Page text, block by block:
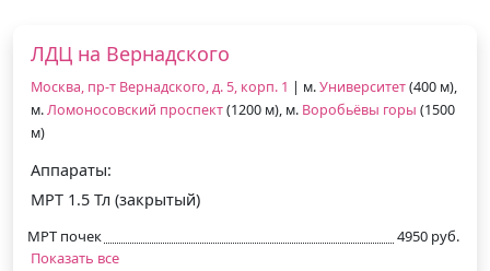
ЛДЦ на Вернадского
Москва, пр-т Вернадского, д. 5, корп. 1 | м.Университет(400 м),
м.Ломоносовский проспект(1200 м), м. Воробьёвы горы (1500
м)
Аппараты:
МРТ 1.5 Тл (закрытый)
МРТ почек
4950 руб.
Показать все